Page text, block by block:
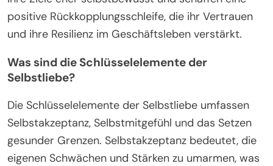
positive Rückkopplungsschleife, die ihr Vertrauen
und ihre Resilienz im Geschäftsleben verstärkt.
Was sind die Schlüsselelemente der
Selbstliebe?
Die Schlüsselelemente der Selbstliebe umfassen
Selbstakzeptanz, Selbstmitgefühl und das Setzen
gesunder Grenzen. Selbstakzeptanz bedeutet, die
eigenen Schwächen und Stärken zu umarmen, was